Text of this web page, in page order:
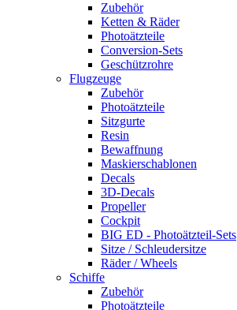
Zubehör
Ketten & Räder
Photoätzteile
Conversion-Sets
Geschützrohre
Flugzeuge
Zubehör
Photoätzteile
Sitzgurte
Resin
Bewaffnung
Maskierschablonen
Decals
3D-Decals
Propeller
Cockpit
BIG ED - Photoätzteil-Sets
Sitze / Schleudersitze
Räder / Wheels
Schiffe
Zubehör
Photoätzteile